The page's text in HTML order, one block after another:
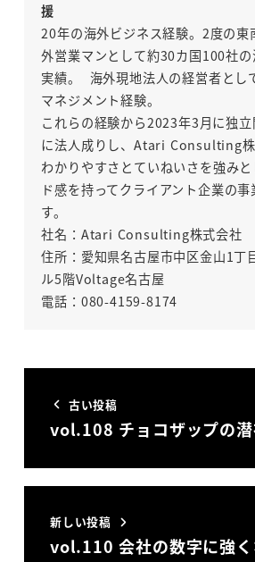
援
20年の海外ビジネス経験。2度の東
外営業マンとして約30カ国100社の
実績。 海外現地法人の経営者とし
マネジメント経験。
これらの経験から2023年3月に独
に法人成りし、Atari Consulting株
わかりやすさとていねいさを強み
ド感を持ってクライアント企業の
す。
社名：Atari Consulting株式会社
住所：愛知県名古屋市中区金山1丁
ル5階Voltage名古屋
電話：080-4159-8174
古い投稿
vol.108 チョコザップの
新しい投稿
vol.110 会社の数字に強